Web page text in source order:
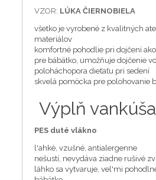
VZOR: LÚKAČIERNOBIELA
všetko je vyrobené z kvalitných
materiálov
komfortné pohodlie pri dojčení
pre bábätko, umožňuje dojčenie
poloháchopora dieťaťu pri sedení
skvelá pomöcka pre polohovanie
Výplň
PES duté vlákno
l'ahké, vzušné, antialergenne
nešustí, nevydáva ziadne rušivé
láhko sa vytvaruje, vel'mi